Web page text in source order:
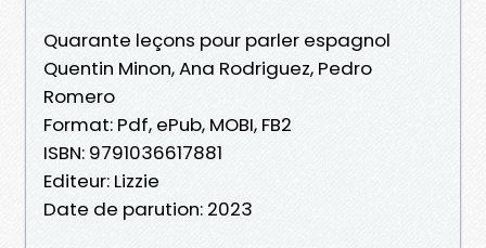
Quarante leçons pour parler espagnol
Quentin Minon, Ana Rodriguez, Pedro
Romero
Format: Pdf, ePub, MOBI, FB2
ISBN: 9791036617881
Editeur: Lizzie
Date de parution: 2023